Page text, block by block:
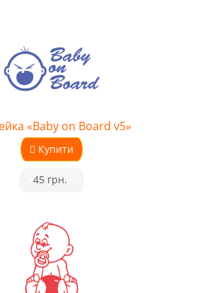
«Baby on Board v5»
Купити
45 грн.